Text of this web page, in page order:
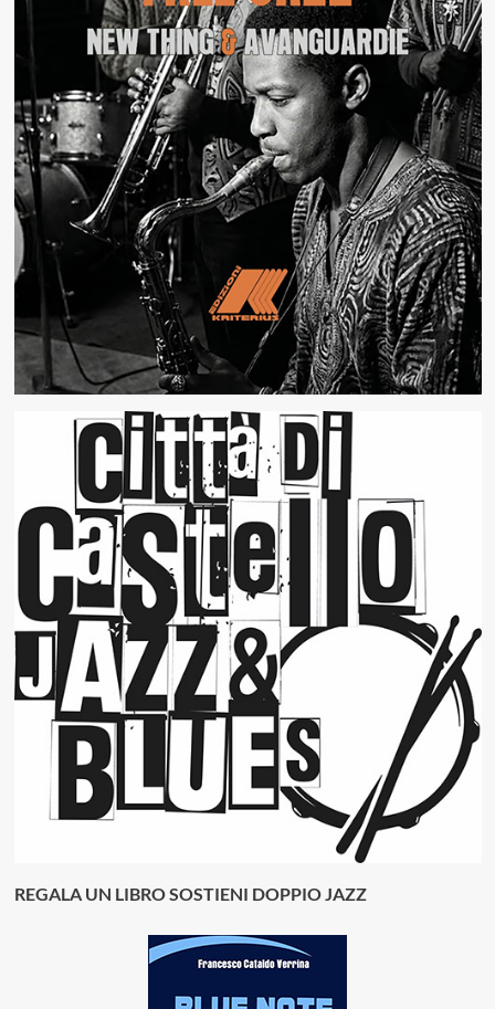
REGALA UN LIBRO SOSTIENI DOPPIO JAZZ